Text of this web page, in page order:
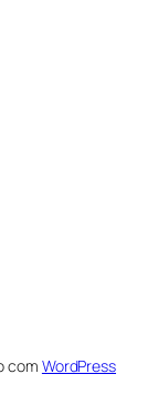
com WordPress